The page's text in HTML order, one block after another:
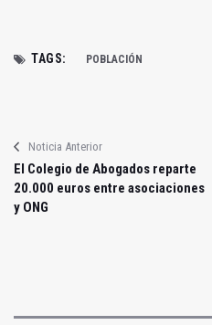
TAGS: POBLACIÓN
Noticia Anterior
El Colegio de Abogados reparte
20.000 euros entre asociaciones
y ONG